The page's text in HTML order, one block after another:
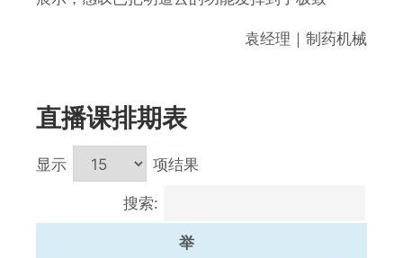
袁经理｜制药机械
直播课排期表
显示 项结果
搜索:
举